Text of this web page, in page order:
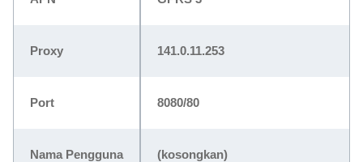
Proxy 141.0.11.253
Port 8080/80
Nama Pengguna (kosongkan)